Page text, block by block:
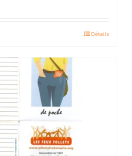
Détails